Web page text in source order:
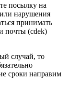
посылку на
нарушения
принимать
почты (cdek)
случай, то
сроки направим